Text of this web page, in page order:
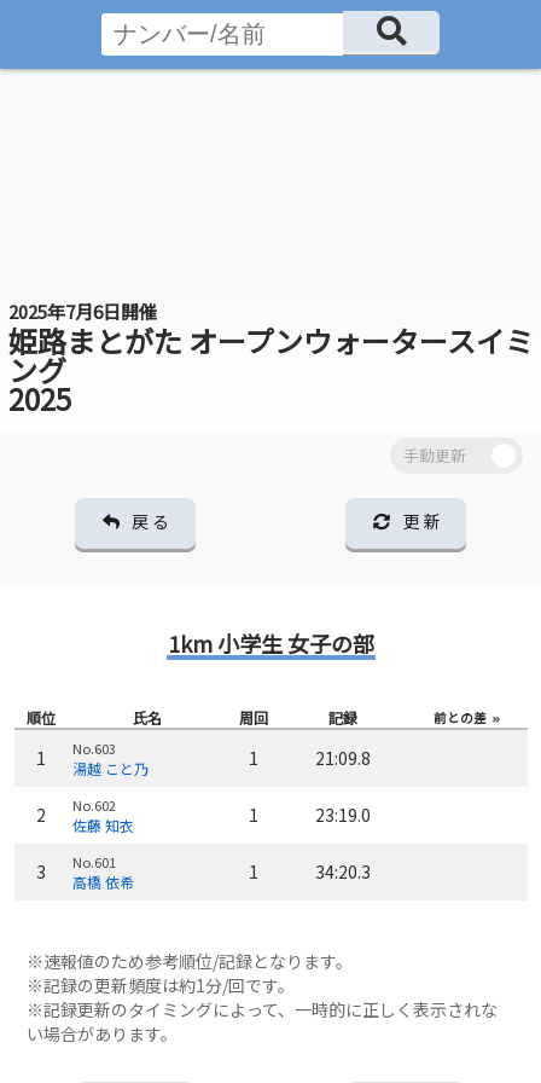
2025年7月6日開催
姫路まとがた オープンウォータースイミ
ング
2025
戻 る 更 新
1km 小学生 女子の部
順位 氏名 周回 記録 前との差
1 No.603
湯越 こと乃 1 21:09.8
2 No.602
佐藤 知衣 1 23:19.0
3 No.601
高橋 依希 1 34:20.3
※速報値のため参考順位/記録となります。
※記録の更新頻度は約1分/回です。
※記録更新のタイミングによって、一時的に正しく表示されな
い場合があります。